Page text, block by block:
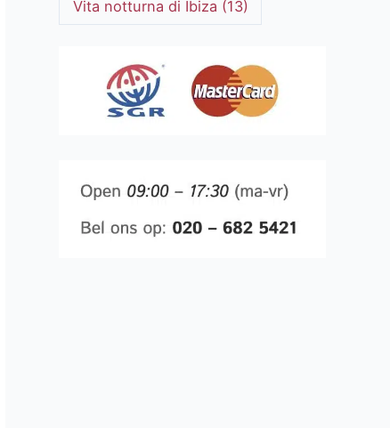
Vita notturna di Ibiza (13)